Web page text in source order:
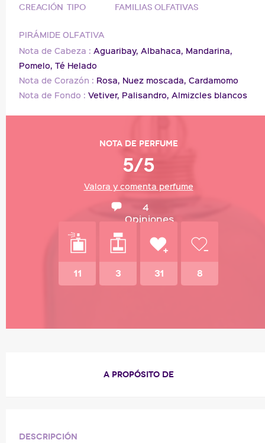
Creación Tipo Familias olfativas
PIRÁMIDE OLFATIVA
Nota de Cabeza : Aguaribay, Albahaca, Mandarina,
Pomelo, Té Helado
Nota de Corazón : Rosa, Nuez moscada, Cardamomo
Nota de Fondo : Vetiver, Palisandro, Almizcles blancos
Nota de perfume
5/5
Valora y comenta perfume
4
Opiniones
11 3 31 8
A PROPÓSITO DE
Descripción